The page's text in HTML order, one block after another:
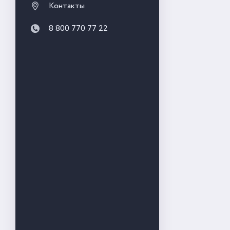
Контакты
8 800 770 77 22